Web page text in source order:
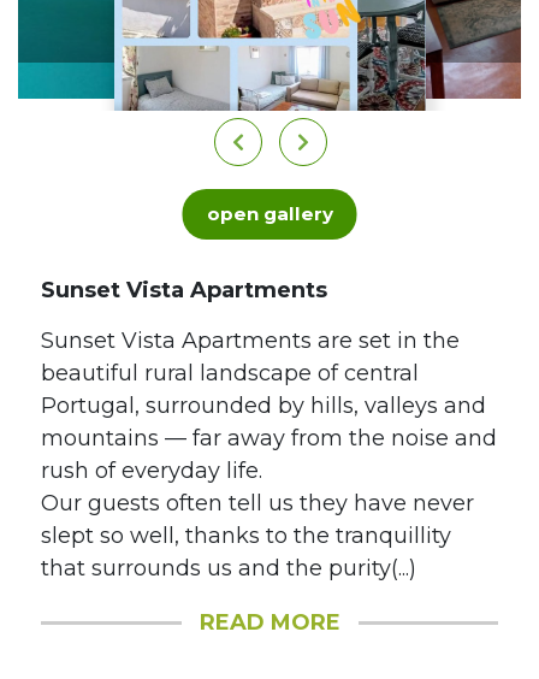
open gallery
Sunset Vista Apartments
Sunset Vista Apartments are set in the
beautiful rural landscape of central
Portugal, surrounded by hills, valleys and
mountains — far away from the noise and
rush of everyday life.
Our guests often tell us they have never
slept so well, thanks to the tranquillity
that surrounds us and the purity(...)
READ MORE